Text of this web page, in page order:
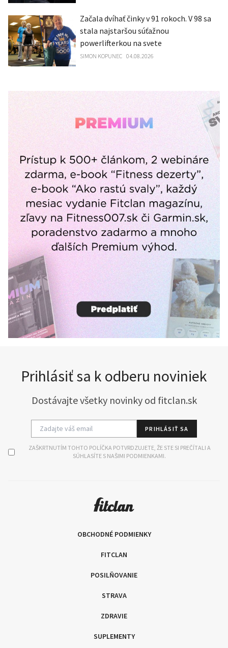
Začala dvíhať činky v 91 rokoch. V 98 sa
stala najstaršou súťažnou
powerlifterkou na svete
SIMON KOPUNEC 04.08.2026
Prihlásiť sa k odberu noviniek
Dostávajte všetky novinky od fitclan.sk
PRIHLÁSIŤ SA
ZAŠKRTNUTÍM TOHTO POLÍČKA POTVRDZUJETE, ŽE STE SI PREČÍTALI A
SÚHLASÍTE S NAŠIMI PODMIENKAMI.
OBCHODNÉ PODMIENKY
FITCLAN
POSILŇOVANIE
STRAVA
ZDRAVIE
SUPLEMENTY